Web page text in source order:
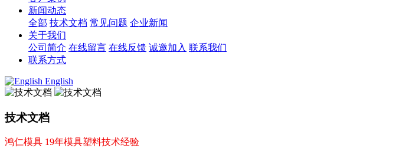
新闻动态
全部 技术文档 常见问题 企业新闻
关于我们
公司简介 在线留言 在线反馈 诚邀加入 联系我们
联系方式
English
技术文档
鸿仁模具 19年模具塑料技术经验